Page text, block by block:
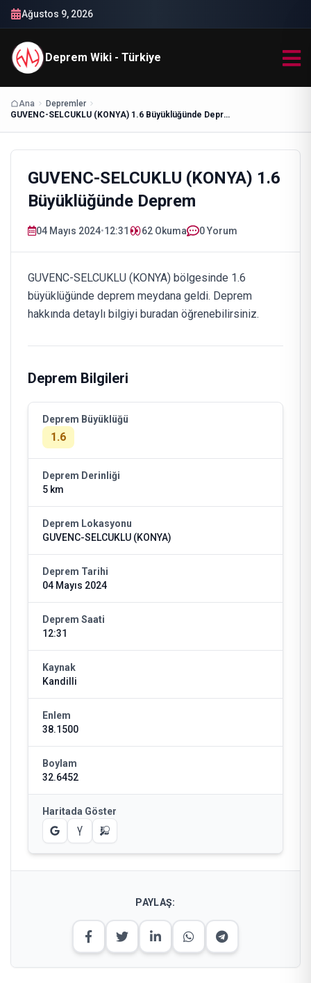
Ağustos 9, 2026
Deprem Wiki - Türkiye
Ana
Depremler
GUVENC-SELCUKLU (KONYA) 1.6 Büyüklüğünde Deprem
GUVENC-SELCUKLU (KONYA) 1.6
Büyüklüğünde Deprem
04 Mayıs 2024•12:31 62 Okuma 0 Yorum
GUVENC-SELCUKLU (KONYA) bölgesinde 1.6
büyüklüğünde deprem meydana geldi. Deprem
hakkında detaylı bilgiyi buradan öğrenebilirsiniz.
Deprem Bilgileri
Deprem Büyüklüğü
1.6
Deprem Derinliği
5 km
Deprem Lokasyonu
GUVENC-SELCUKLU (KONYA)
Deprem Tarihi
04 Mayıs 2024
Deprem Saati
12:31
Kaynak
Kandilli
Enlem
38.1500
Boylam
32.6452
Haritada Göster
PAYLAŞ: